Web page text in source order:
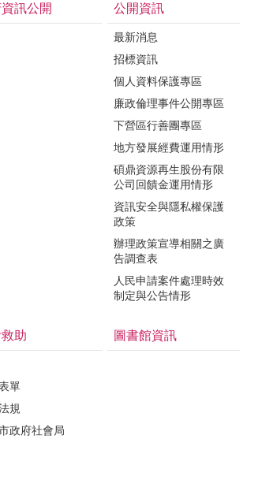
訊公開 公開資訊
最新消息
招標資訊
個人資料保護專區
廉政倫理事件公開專區
下營區行善團專區
地方發展經費運用情形
碩鼎資源再生股份有限
公司回饋金運用情形
資訊安全與隱私權保護
政策
辦理政策宣導相關之廣
告調查表
人民申請案件處理時效
制定與公告情形
助
單
規
政府社會局
圖書館資訊